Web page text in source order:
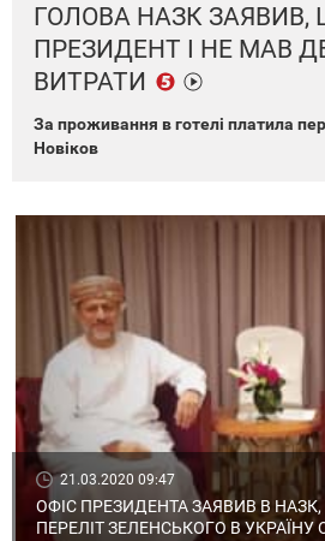
ГОЛОВА НАЗК ЗАЯВИВ,
ПРЕЗИДЕНТ І НЕ МАВ
ВИТРАТИ
За проживання в готелі платила
Новіков
21.03.2020 09:47
ОФІС ПРЕЗИДЕНТА ЗАЯВИВ В
ПЕРЕЛІТ ЗЕЛЕНСЬКОГО В